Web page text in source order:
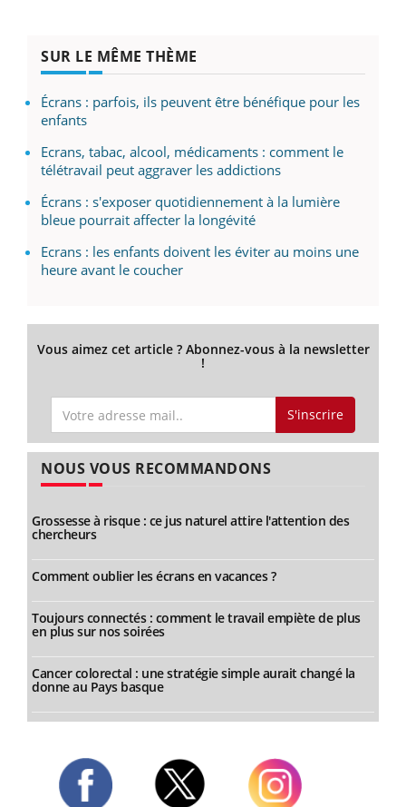
SUR LE MÊME THÈME
Écrans : parfois, ils peuvent être bénéfique pour les
enfants
Ecrans, tabac, alcool, médicaments : comment le
télétravail peut aggraver les addictions
Écrans : s'exposer quotidiennement à la lumière
bleue pourrait affecter la longévité
Ecrans : les enfants doivent les éviter au moins une
heure avant le coucher
Vous aimez cet article ? Abonnez-vous à la newsletter
!
S'inscrire
NOUS VOUS RECOMMANDONS
Grossesse à risque : ce jus naturel attire l'attention des
chercheurs
Comment oublier les écrans en vacances ?
Toujours connectés : comment le travail empiète de plus
en plus sur nos soirées
Cancer colorectal : une stratégie simple aurait changé la
donne au Pays basque